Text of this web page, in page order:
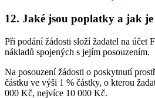
12. Jaké jsou poplatky a jak
Při podání žádosti složí žadatel na účet
nákladů spojených s jejím posouzením.
Na posouzení žádosti o poskytnutí
částku ve výši 1 % částky, o kterou
000 Kč, nejvíce 10 000 Kč.